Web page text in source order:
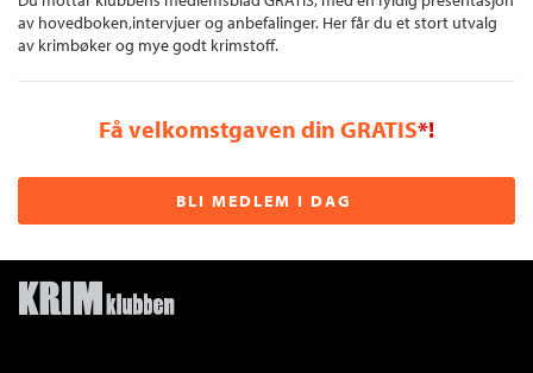
av hovedboken,intervjuer og anbefalinger. Her får du et stort utvalg
av krimbøker og mye godt krimstoff.
Få velkomstgaven din GRATIS*!
BLI MEDLEM I DAG